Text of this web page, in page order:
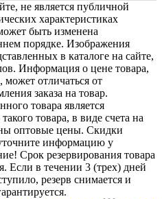
не является публичной
характеристиках
быть изменена
порядке. Изображения
в каталоге на сайте,
Информация о цене товара,
может отличаться от
заказа на товар.
товара является
товара, в виде счета на
оптовые цены. Скидки
информацию у
Срок резервирования товара
Если в течении 3 (трех) дней
резерв снимается и